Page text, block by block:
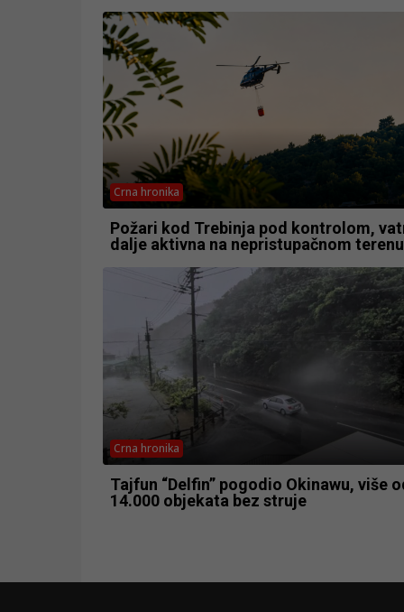
Crna hronika
Požari kod Trebinja pod kontrolom,
dalje aktivna na nepristupačnom terenu
Crna hronika
Tajfun “Delfin” pogodio Okinawu, više
14.000 objekata bez struje